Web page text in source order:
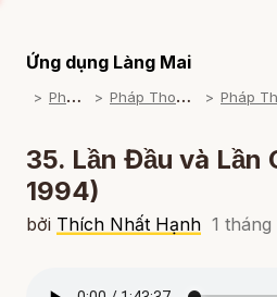
Italiano
Ứng dụng Làng Mai
P
háp Thoại P
háp Thoại Thiền Sư Thích Nhất Hạnh
35. Lần Đầu và
1994)
bởi Thích Nhất Hạnh 1 tháng